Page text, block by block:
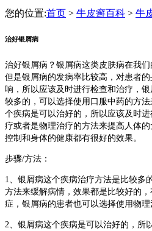
您的位置:首页 > 牛皮癣百科 > 牛
治好银屑病
治好银屑病？银屑病这类皮肤病在我
但是银屑病的发病率比较高，对患者
响，所以应该及时进行检查和治疗，
较多的，可以选择使用口服中药的方
个疾病是可以治好的，所以应该及时
疗或者是物理治疗的方法来提高人体
控制和身体的健康都有很好的效果。
步骤/方法：
1、银屑病这个疾病治疗方法是比较多
方法来缓解病情，效果都是比较好的
症，银屑病的患者也可以选择使用物理
2、银屑病这个疾病是可以治好的，所